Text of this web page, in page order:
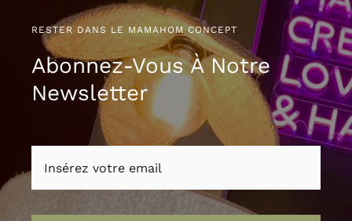
RESTER DANS LE MAMAHOM CONCEPT
Abonnez-Vous À Notre
Newsletter